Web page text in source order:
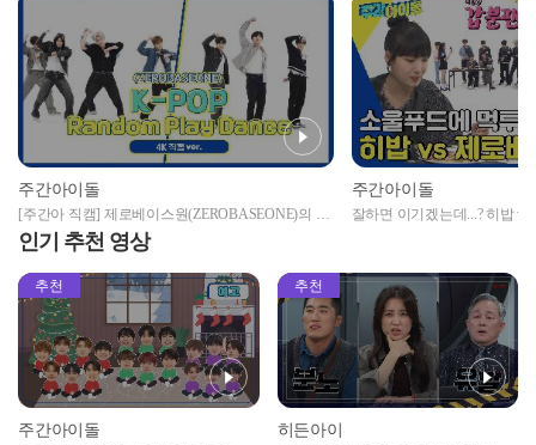
주간아이돌
[주간아 직캠] 제로베이스원(ZEROBASEONE)의 K-
POP 랜덤 플레이 댄스 (4K 직캠 Ver.) l #호랑이
#FactCheck #3D 등 l EP.638
주간아이돌
잘하면 이기겠는데...? 히밥
인기 추천 영상
추천
주간아이돌
추천
히든아이